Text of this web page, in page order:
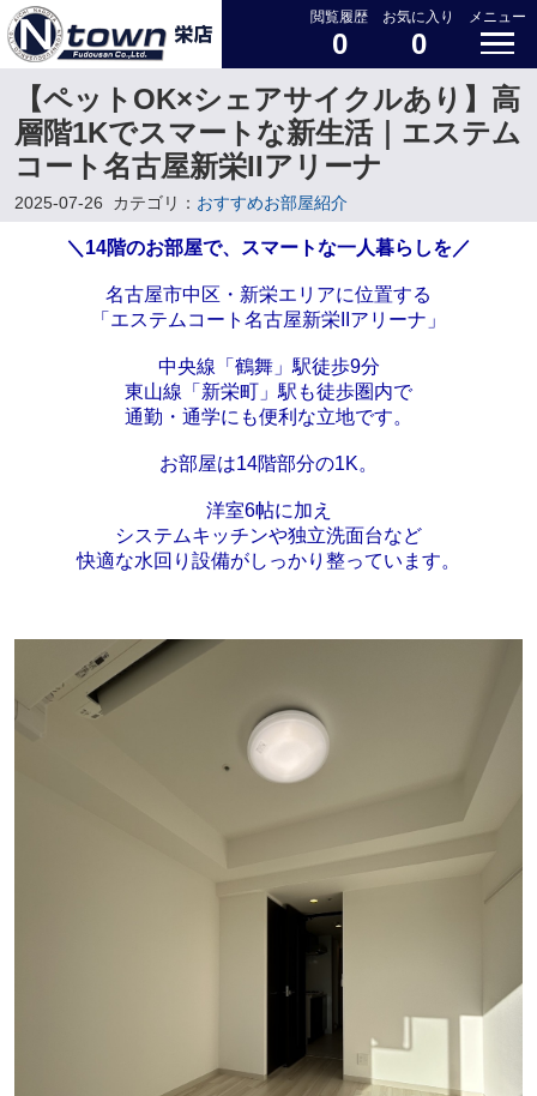
閲覧履歴
0
お気に入り
0
メニュー
【ペットOK×シェアサイクルあり】高
層階1Kでスマートな新生活｜エステム
コート名古屋新栄IIアリーナ
2025-07-26 カテゴリ： おすすめお部屋紹介
＼14階のお部屋で、スマートな一人暮らしを／
名古屋市中区・新栄エリアに位置する
「エステムコート名古屋新栄IIアリーナ」
中央線「鶴舞」駅徒歩9分
東山線「新栄町」駅も徒歩圏内で
通勤・通学にも便利な立地です。
お部屋は14階部分の1K。
洋室6帖に加え
システムキッチンや独立洗面台など
快適な水回り設備がしっかり整っています。